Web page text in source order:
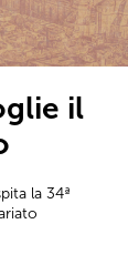
il
la 34ª